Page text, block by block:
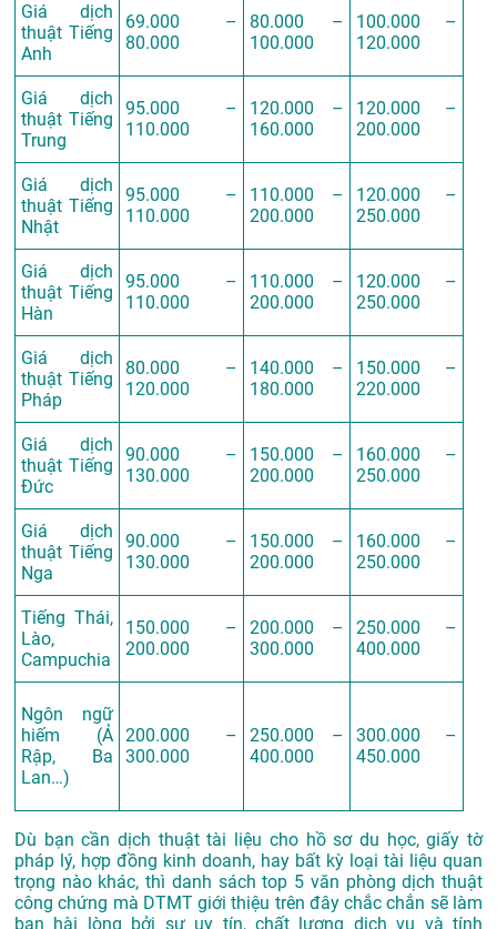
Giá dịch
thuật Tiếng
Anh
69.000 –
80.000
80.000 –
100.000
100.000 –
120.000
Giá dịch
thuật Tiếng
Trung
95.000 –
110.000
120.000 –
160.000
120.000 –
200.000
Giá dịch
thuật Tiếng
Nhật
95.000 –
110.000
110.000 –
200.000
120.000 –
250.000
Giá dịch
thuật Tiếng
Hàn
95.000 –
110.000
110.000 –
200.000
120.000 –
250.000
Giá dịch
thuật Tiếng
Pháp
80.000 –
120.000
140.000 –
180.000
150.000 –
220.000
Giá dịch
thuật Tiếng
Đức
90.000 –
130.000
150.000 –
200.000
160.000 –
250.000
Giá dịch
thuật Tiếng
Nga
90.000 –
130.000
150.000 –
200.000
160.000 –
250.000
Tiếng Thái,
Lào,
Campuchia
150.000 –
200.000
200.000 –
300.000
250.000 –
400.000
Ngôn ngữ
hiếm (Ả
Rập, Ba
Lan…)
200.000 –
300.000
250.000 –
400.000
300.000 –
450.000
Dù bạn cần dịch thuật tài liệu cho hồ sơ du học, giấy tờ
pháp lý, hợp đồng kinh doanh, hay bất kỳ loại tài liệu quan
trọng nào khác, thì danh sách top 5 văn phòng dịch thuật
công chứng mà DTMT giới thiệu trên đây chắc chắn sẽ làm
bạn hài lòng bởi sự uy tín, chất lượng dịch vụ và tính